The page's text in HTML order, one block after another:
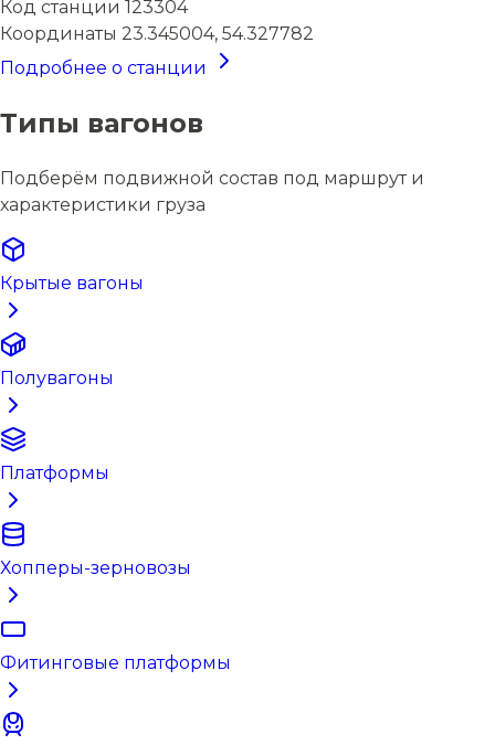
Код станции 123304
Координаты 23.345004, 54.327782
Подробнее о станции
Типы вагонов
Подберём подвижной состав под маршрут и
характеристики груза
Крытые вагоны
Полувагоны
Платформы
Хопперы-зерновозы
Фитинговые платформы